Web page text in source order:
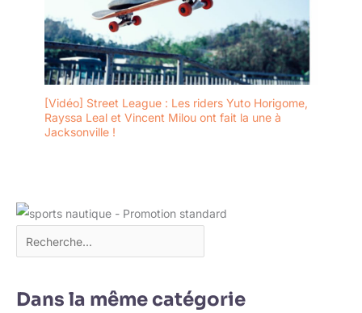
[Vidéo] Street League : Les riders Yuto Horigome,
Rayssa Leal et Vincent Milou ont fait la une à
Jacksonville !
Dans la même catégorie